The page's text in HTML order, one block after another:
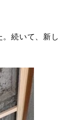
続いて、新し